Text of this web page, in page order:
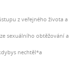
z veřejného života a
sexuálního obtěžování a
nechtěl*a